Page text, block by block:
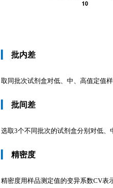
批内差
取同批次试剂盒对低、中、高值定值
批间差
选取3个不同批次的试剂盒分别对低
精密度
精密度用样品测定值的变异系数CV表